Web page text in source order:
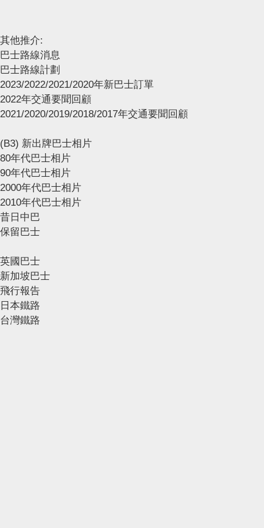
其他推介:
巴士路線消息
巴士路線計劃
2023/2022/2021/2020年新巴士訂單
2022年交通要聞回顧
2021/2020/2019/2018/2017年交通要聞回顧
(B3) 新出牌巴士相片
80年代巴士相片
90年代巴士相片
2000年代巴士相片
2010年代巴士相片
昔日中巴
保留巴士
英國巴士
新加坡巴士
飛行報告
日本鐵路
台灣鐵路